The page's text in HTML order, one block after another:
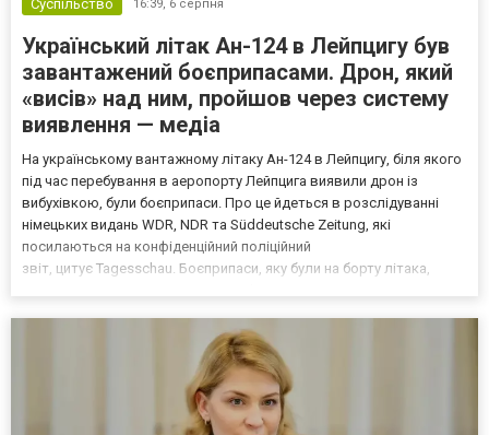
Суспільство 16:39, 6 серпня
Український літак Ан-124 в Лейпцигу був
завантажений боєприпасами. Дрон, який
«висів» над ним, пройшов через систему
виявлення — медіа
На українському вантажному літаку Ан-124 в Лейпцигу, біля якого
під час перебування в аеропорту Лейпцига виявили дрон із
вибухівкою, були боєприпаси. Про це йдеться в розслідуванні
німецьких видань WDR, NDR та Süddeutsche Zeitung, які
посилаються на конфіденційний поліційний
звіт, цитує Tagesschau. Боєприпаси, яку були на борту літака,